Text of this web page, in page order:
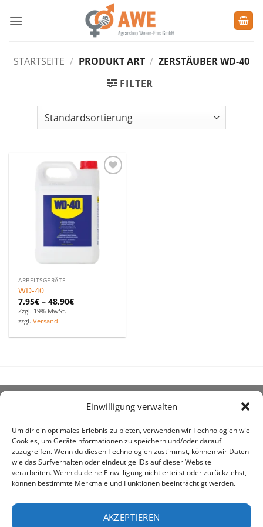
Einwilligung verwalten
Um dir ein optimales Erlebnis zu bieten, verwenden wir Technologien wie
Cookies, um Geräteinformationen zu speichern und/oder darauf
zuzugreifen. Wenn du diesen Technologien zustimmst, können wir Daten
wie das Surfverhalten oder eindeutige IDs auf dieser Website
verarbeiten. Wenn du deine Einwilligung nicht erteilst oder zurückziehst,
können bestimmte Merkmale und Funktionen beeinträchtigt werden.
AKZEPTIEREN
Inhalt
STARTSEITE / PRODUKT ART / ZERSTÄUBER WD-40
FILTER
Favoriten
hinzufügen
ARBEITSGERÄTE
WD-40
7,95€ –48,90€
Zzgl. 19% MwSt.
zzgl.Versand
um den Kauf landwirtschaftlicher Bedarfsartikel geht.